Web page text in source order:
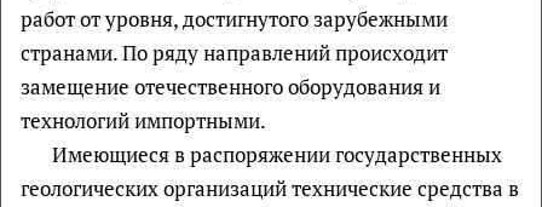
работ от уровня, достигнутого зарубежными
странами. По ряду направлений происходит
замещение отечественного оборудования и
технологий импортными.
Имеющиеся в распоряжении государственных
геологических организаций технические средства в